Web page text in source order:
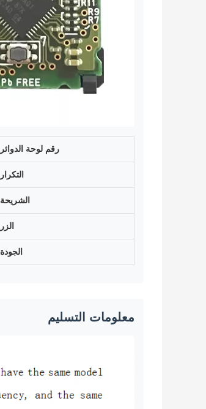
رقم لوحة الدوائر
التكرار
الشريحة
الزر
الجودة
معلومات التسليم